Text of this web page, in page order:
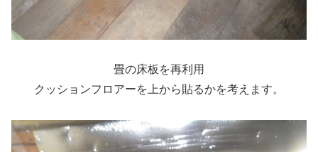
畳の床板を再利用
クッションフロアーを上から貼るかを考えます。